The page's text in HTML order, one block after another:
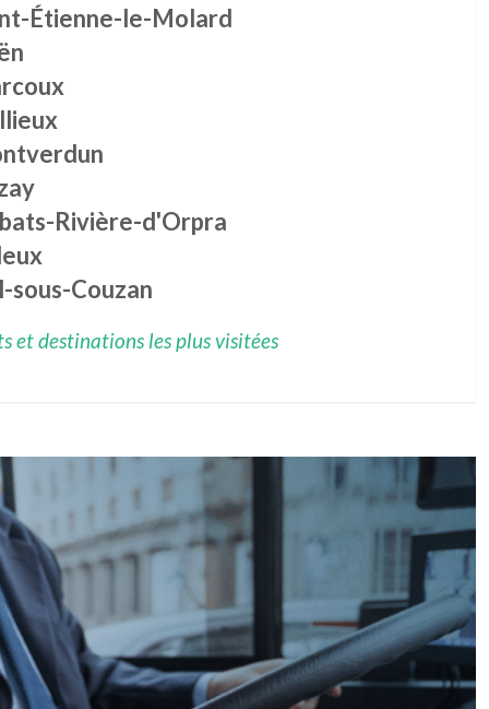
Étienne-le-Molard
Rivière-d'Orpra
sous-Couzan
et destinations les plus visitées